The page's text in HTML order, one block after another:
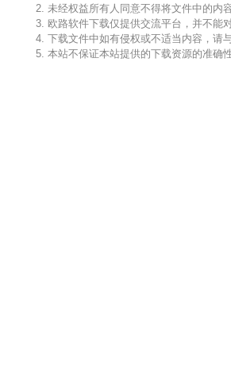
2. 未经权益所有人同意不得将文件中的内
3. 欧路软件下载仅提供交流平台，并不能
4. 下载文件中如有侵权或不适当内容，请
5. 本站不保证本站提供的下载资源的准确